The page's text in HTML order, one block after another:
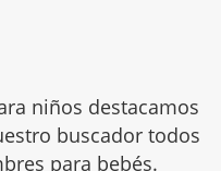
niños destacamos
buscador todos
para bebés.